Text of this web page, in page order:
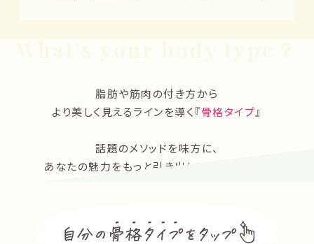
脂肪や筋肉の付き方から
より美しく見えるラインを導く『骨格タイプ』
話題のメソッドを味方に、
あなたの魅力をもっと引き出してみませんか？